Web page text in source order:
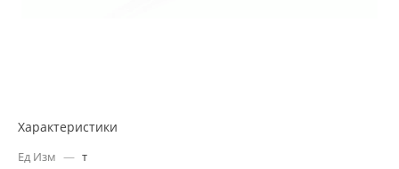
Характеристики
Ед Изм — т